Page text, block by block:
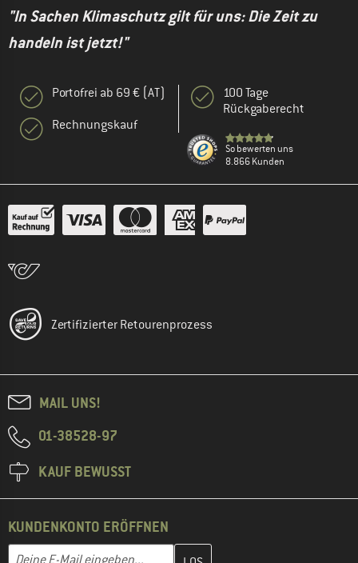
"In Sachen Klimaschutz gilt für uns: Die Zeit zu
handeln ist jetzt!"
Portofrei ab 69 € (AT)
Rechnungskauf
100 Tage
Rückgaberecht
So bewerten uns
8.866 Kunden
Zertifizierter Retourenprozess
MAIL UNS!
01-38528-97
KAUF BEWUSST
KUNDENKONTO ERÖFFNEN
Deine E-Mail eingeben...
Gib hier deine E-Mail-Adresse ein und erstelle im nächsten